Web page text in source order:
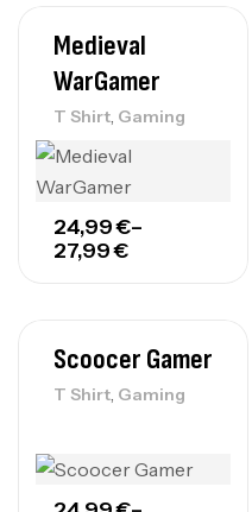
Medieval
WarGamer
T Shirt Gaming
24,99€–
27,99€
Scoocer Gamer
T Shirt Gaming